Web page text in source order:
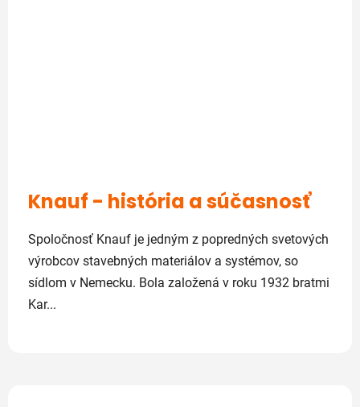
Knauf - história a súčasnosť
Spoločnosť Knauf je jedným z popredných svetových
výrobcov stavebných materiálov a systémov, so
sídlom v Nemecku. Bola založená v roku 1932 bratmi
Kar...